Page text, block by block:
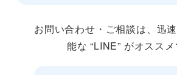
お問い合わせ・ご相談は、迅
能な “LINE” がオススメ